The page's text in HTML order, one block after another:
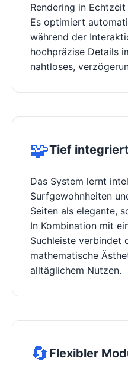
Rendering in
Es optimiert
während der
hochpräzise Details
nahtloses,
🧩Tief
Das System lernt
Surfgewohnheiten
Seiten als elegante,
In Kombination mit
Suchleiste verbindet
mathematische
alltäglichem Nutzen.
🔄 Flexibler